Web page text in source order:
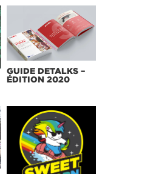
GUIDE DETALKS –
ÉDITION 2020